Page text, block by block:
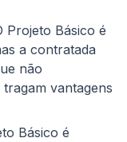
Projeto Básico é
a contratada
não
vantagens
Básico é